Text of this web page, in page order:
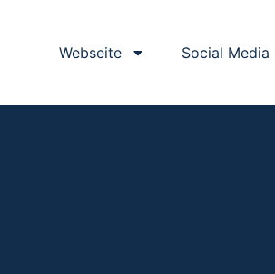
Webseite Social Media